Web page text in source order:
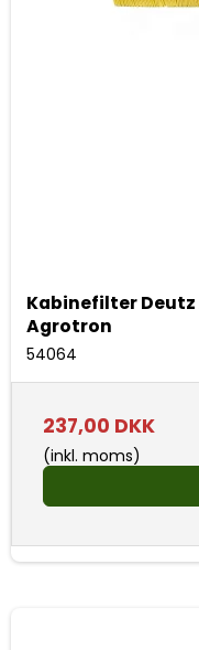
Kabinefilter
Agrotron
54064
237,00 DKK
(inkl. moms)